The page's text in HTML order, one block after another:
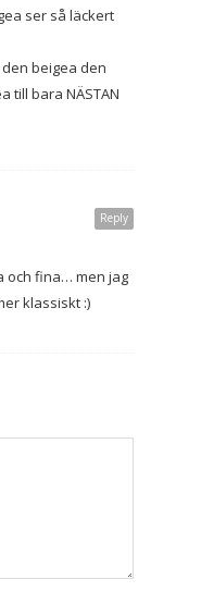
ser så läckert
beigea den
till bara NÄSTAN
Reply
och fina… men jag
klassiskt :)